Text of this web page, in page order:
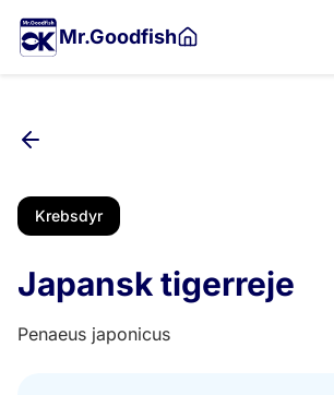
Mr.Goodfish
Krebsdyr
Japansk tigerreje
Penaeus japonicus